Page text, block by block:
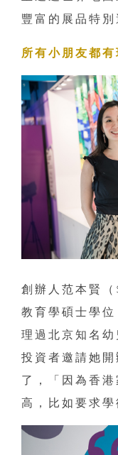
豐富的展品特
所有小朋友都有
創辦人范本賢
教育學碩士學
理過北京知名
投資者邀請她
了，「因為香
高，比如要求學